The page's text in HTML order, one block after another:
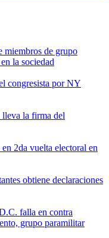
miembros de grupo
la sociedad
congresista por NY
la firma del
2da vuelta electoral en
obtiene declaraciones
falla en contra
grupo paramilitar